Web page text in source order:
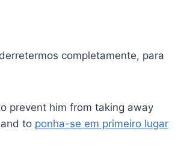
completamente, para
prevent him from taking away
to ponha-se em primeiro lugar